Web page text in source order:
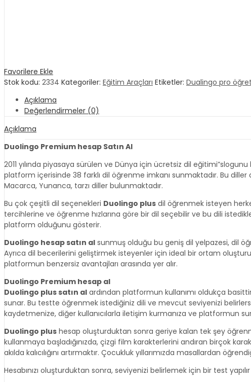
Favorilere Ekle
Stok kodu: 2334 Kategoriler: Eğitim Araçları Etiketler: Dualingo pro
Açıklama
Değerlendirmeler (0)
Açıklama
Duolingo Premium hesap Satın Al
2011 yılında piyasaya sürülen ve Dünya için ücretsiz dil
platform içerisinde 38 farklı dil öğrenme imkanı sunmaktadır. Bu
Macarca, Yunanca, tarzı diller bulunmaktadır.
Bu çok çeşitli dil seçenekleri Duolingo plus dil öğrenmek isteyen
tercihlerine ve öğrenme hızlarına göre bir dil seçebilir ve bu dili
platform olduğunu gösterir.
Duolingo hesap satın al sunmuş olduğu bu geniş dil yelpazesi, dil
Ayrıca dil becerilerini geliştirmek isteyenler için ideal bir ortam
platformun benzersiz avantajları arasında yer alır.
Duolingo Premium hesap al
Duolingo plus satın al ardından platformun kullanımı oldukça
sunar. Bu testte öğrenmek istediğiniz dili ve mevcut seviyenizi
kaydetmenize, diğer kullanıcılarla iletişim kurmanıza ve platformun
Duolingo plus hesap oluşturduktan sonra geriye kalan tek şey
kullanmaya başladığınızda, çizgi film karakterlerini andıran birçok
akılda kalıcılığını artırmaktır. Çocukluk yıllarımızda masallardan
Hesabınızı oluşturduktan sonra, seviyenizi belirlemek için bir test